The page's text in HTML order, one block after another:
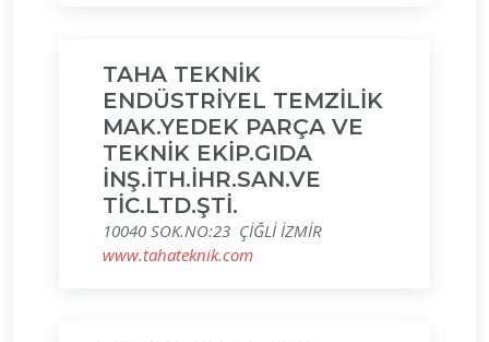
TAHA TEKNİK
ENDÜSTRİYEL TEMZİLİK
MAK.YEDEK PARÇA VE
TEKNİK EKİP.GIDA
İNŞ.İTH.İHR.SAN.VE
TİC.LTD.ŞTİ.
10040 SOK.NO:23 ÇİĞLİ İZMİR
www.tahateknik.com